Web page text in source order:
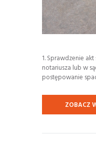
1. Sprawdzenie
notariusza lub w
postępowanie
ZOBACZ